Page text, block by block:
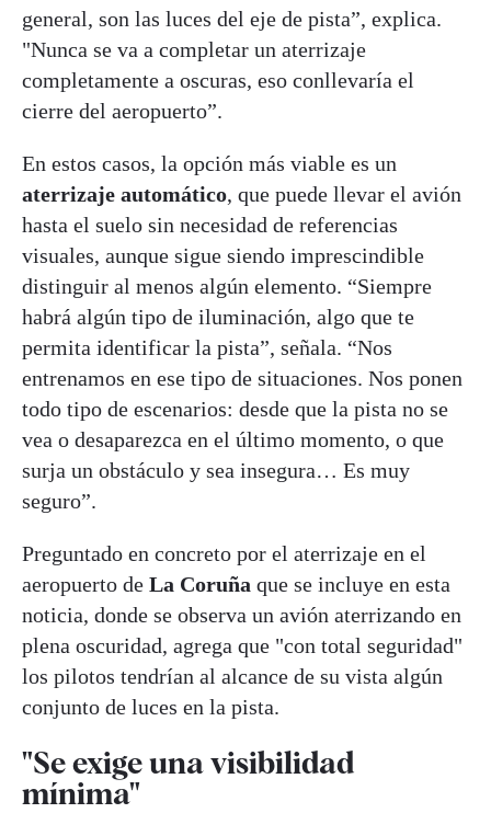
general, son las luces del eje de pista”, explica.
"Nunca se va a completar un aterrizaje
completamente a oscuras, eso conllevaría el
cierre del aeropuerto”.
En estos casos, la opción más viable es un
aterrizaje automático, que puede llevar el avión
hasta el suelo sin necesidad de referencias
visuales, aunque sigue siendo imprescindible
distinguir al menos algún elemento. “Siempre
habrá algún tipo de iluminación, algo que te
permita identificar la pista”, señala. “Nos
entrenamos en ese tipo de situaciones. Nos ponen
todo tipo de escenarios: desde que la pista no se
vea o desaparezca en el último momento, o que
surja un obstáculo y sea insegura… Es muy
seguro”.
Preguntado en concreto por el aterrizaje en el
aeropuerto de La Coruña que se incluye en esta
noticia, donde se observa un avión aterrizando en
plena oscuridad, agrega que "con total seguridad"
los pilotos tendrían al alcance de su vista algún
conjunto de luces en la pista.
"Se exige una visibilidad
mínima"